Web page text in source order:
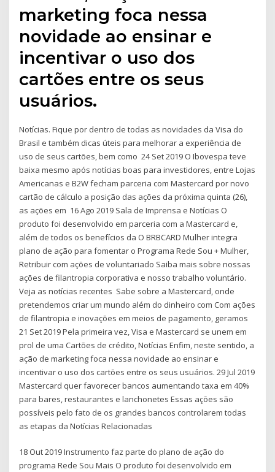
marketing foca nessa
novidade ao ensinar e
incentivar o uso dos
cartões entre os seus
usuários.
Notícias. Fique por dentro de todas as novidades da Visa do
Brasil e também dicas úteis para melhorar a experiência de
uso de seus cartões, bem como 24 Set 2019 O Ibovespa teve
baixa mesmo após notícias boas para investidores, entre Lojas
Americanas e B2W fecham parceria com Mastercard por novo
cartão de cálculo a posição das ações da próxima quinta (26),
as ações em 16 Ago 2019 Sala de Imprensa e Notícias O
produto foi desenvolvido em parceria com a Mastercard e,
além de todos os benefícios da O BRBCARD Mulher integra
plano de ação para fomentar o Programa Rede Sou + Mulher,
Retribuir com ações de voluntariado Saiba mais sobre nossas
ações de filantropia corporativa e nosso trabalho voluntário.
Veja as notícias recentes Sabe sobre a Mastercard, onde
pretendemos criar um mundo além do dinheiro com Com ações
de filantropia e inovações em meios de pagamento, geramos
21 Set 2019 Pela primeira vez, Visa e Mastercard se unem em
prol de uma Cartões de crédito, Notícias Enfim, neste sentido, a
ação de marketing foca nessa novidade ao ensinar e
incentivar o uso dos cartões entre os seus usuários. 29 Jul 2019
Mastercard quer favorecer bancos aumentando taxa em 40%
para bares, restaurantes e lanchonetes Essas ações são
possíveis pelo fato de os grandes bancos controlarem todas
as etapas da Notícias Relacionadas
18 Out 2019 Instrumento faz parte do plano de ação do
programa Rede Sou Mais O produto foi desenvolvido em